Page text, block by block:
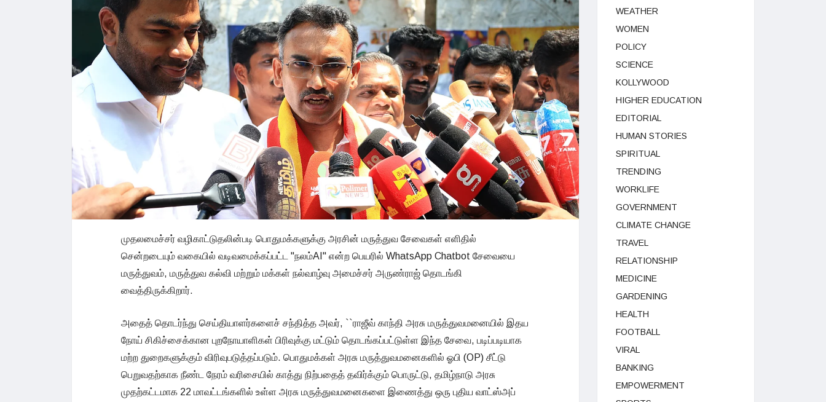
முதலமைச்சர் வழிகாட்டுதலின்படி பொதுமக்களுக்கு அரசின் மருத்துவ சேவைகள் எளிதில்
சென்றடையும் வகையில் வடிவமைக்கப்பட்ட "நலம்AI" என்ற பெயரில் WhatsApp Chatbot சேவையை
மருத்துவம், மருத்துவ கல்வி மற்றும் மக்கள் நல்வாழ்வு அமைச்சர் அருண்ராஜ் தொடங்கி
வைத்திருக்கிறார்.
அதைத் தொடர்ந்து செய்தியாளர்களைச் சந்தித்த அவர், ``ராஜீவ் காந்தி அரசு மருத்துவமனையில் இதய
நோய் சிகிச்சைக்கான புறநோயாளிகள் பிரிவுக்கு மட்டும் தொடங்கப்பட்டுள்ள இந்த சேவை, படிப்படியாக
மற்ற துறைகளுக்கும் விரிவுபடுத்தப்படும். பொதுமக்கள் அரசு மருத்துவமனைகளில் ஓபி (OP) சீட்டு
பெறுவதற்காக நீண்ட நேரம் வரிசையில் காத்து நிற்பதைத் தவிர்க்கும் பொருட்டு, தமிழ்நாடு அரசு
முதற்கட்டமாக 22 மாவட்டங்களில் உள்ள அரசு மருத்துவமனைகளை இணைத்து ஒரு புதிய வாட்ஸ்அப்
WEATHER
WOMEN
POLICY
SCIENCE
KOLLYWOOD
HIGHER EDUCATION
EDITORIAL
HUMAN STORIES
SPIRITUAL
TRENDING
WORKLIFE
GOVERNMENT
CLIMATE CHANGE
TRAVEL
RELATIONSHIP
MEDICINE
GARDENING
HEALTH
FOOTBALL
VIRAL
BANKING
EMPOWERMENT